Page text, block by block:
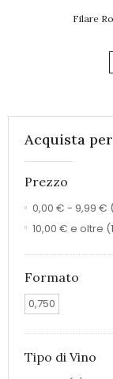
Filare
Acquista per
Prezzo
0,00 € - 9,99 €
10,00 € e oltre
Formato
0,750
Tipo di Vino